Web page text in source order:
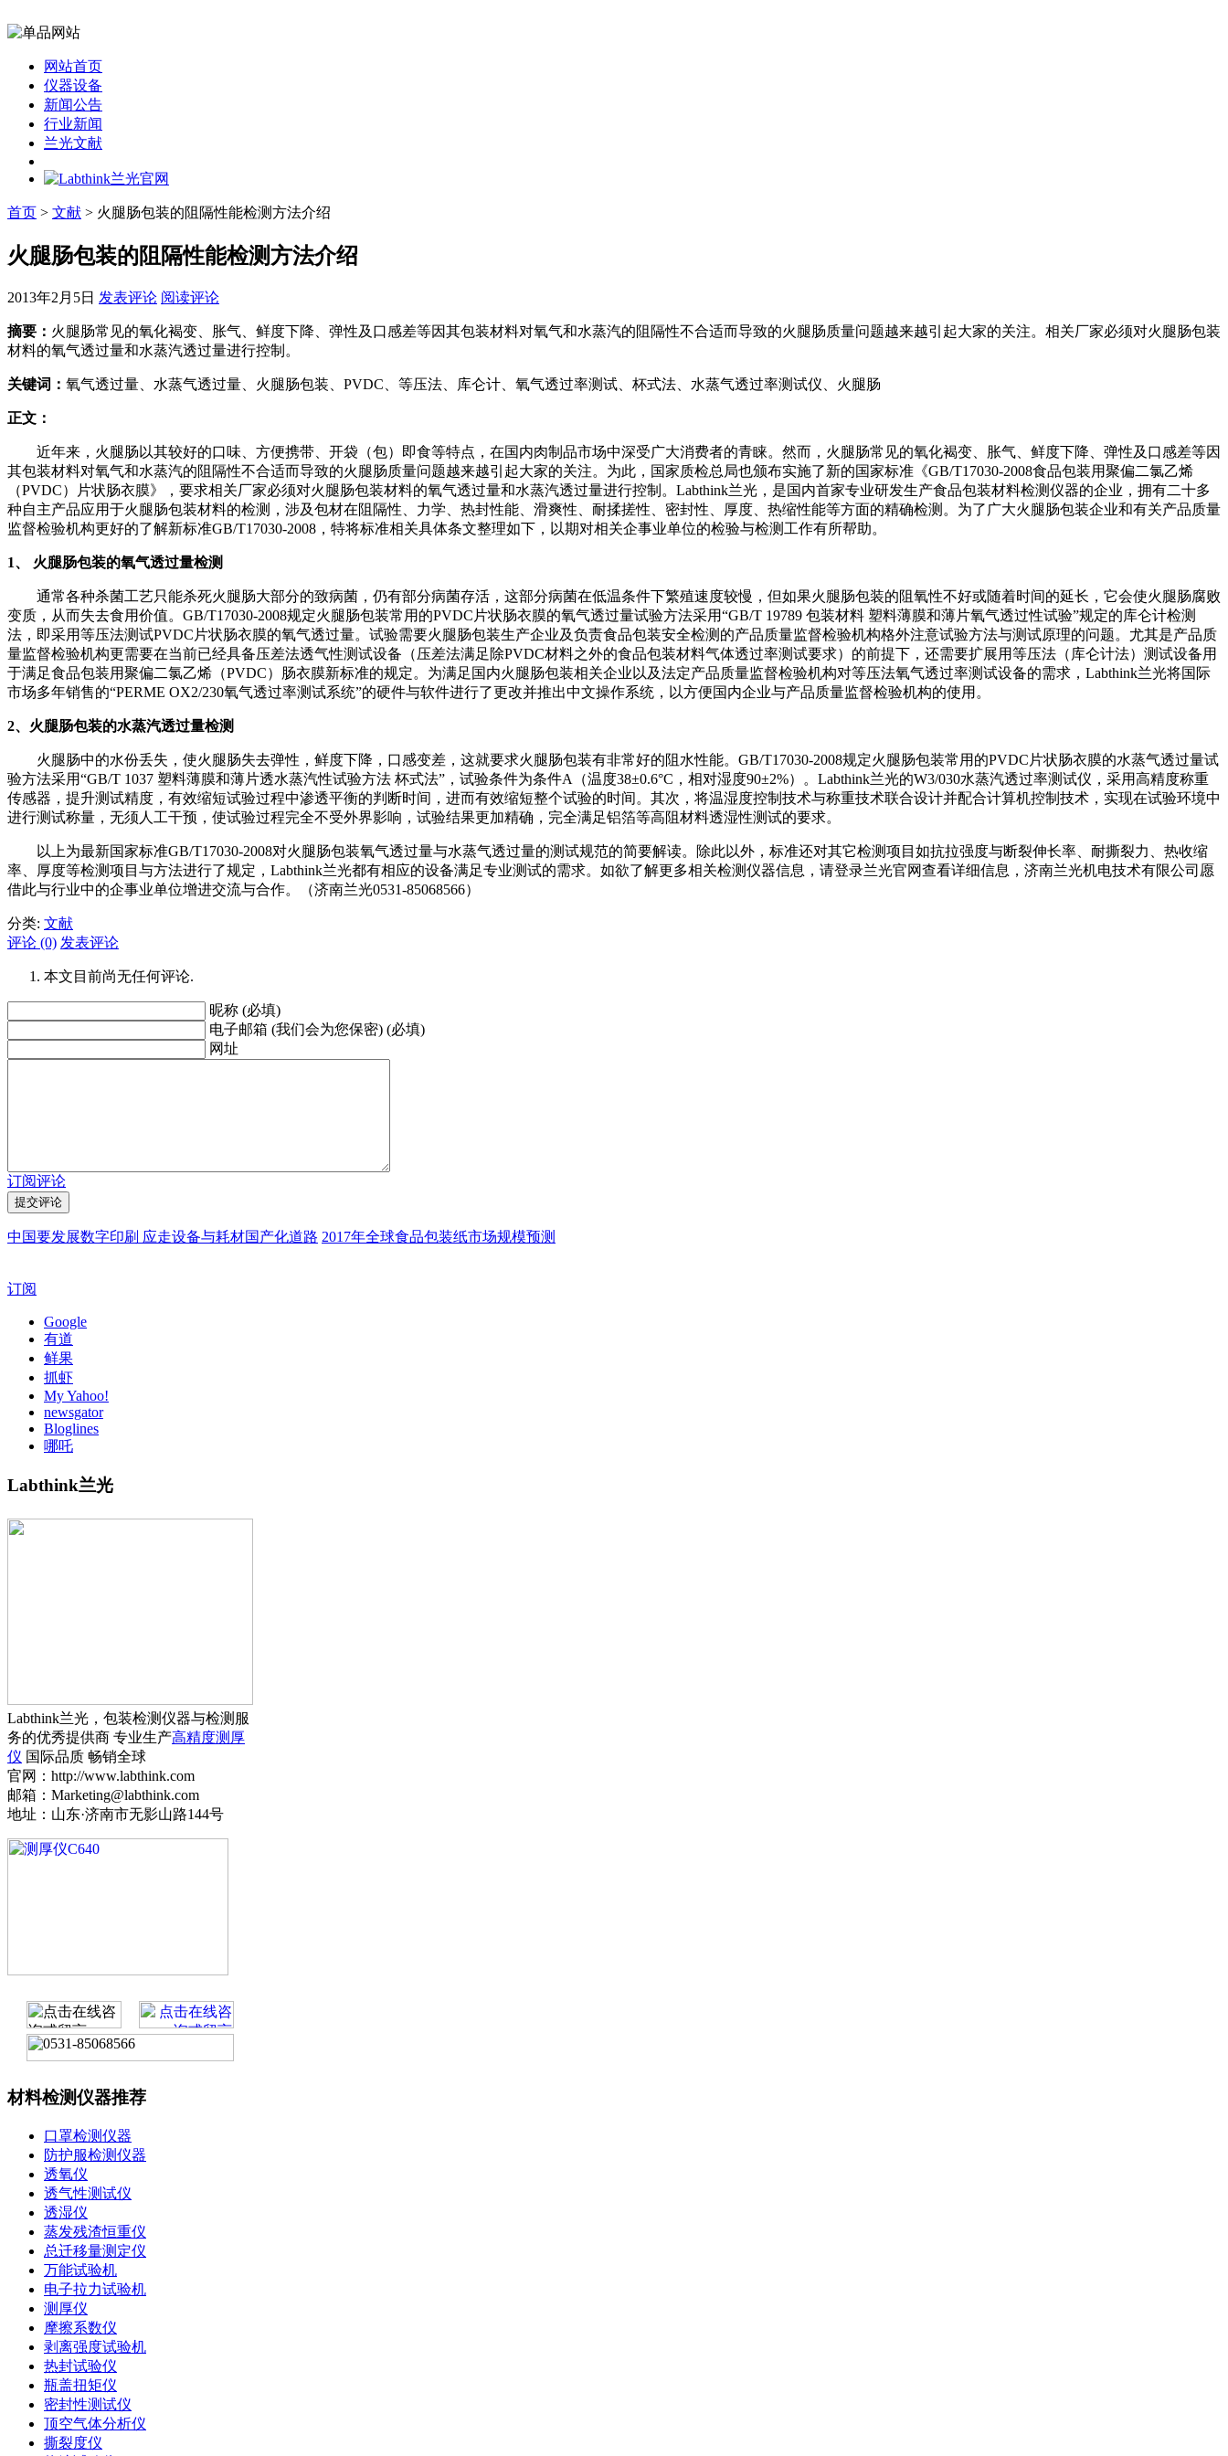
网站首页
仪器设备
新闻公告
行业新闻
兰光文献
首页 > 文献 > 火腿肠包装的阻隔性能检测方法介绍
火腿肠包装的阻隔性能检测方法介绍
2013年2月5日 发表评论 阅读评论
摘要： 火腿肠常见的氧化褐变、胀气、鲜度下降、弹性及口感差等因其包装材料对氧气和水蒸汽的阻隔性不合适而导致的火腿肠质量问题越来越引起大家的关注。相关厂家必须对火腿肠包装
材料的氧气透过量和水蒸汽透过量进行控制。
关键词： 氧气透过量、水蒸气透过量、火腿肠包装、PVDC、等压法、库仑计、氧气透过率测试、杯式法、水蒸气透过率测试仪、火腿肠
正文：
近年来，火腿肠以其较好的口味、方便携带、开袋（包）即食等特点，在国内肉制品市场中深受广大消费者的青睐。然而，火腿肠常见的氧化褐变、胀气、鲜度下降、弹性及口感差等因
其包装材料对氧气和水蒸汽的阻隔性不合适而导致的火腿肠质量问题越来越引起大家的关注。为此，国家质检总局也颁布实施了新的国家标准《GB/T17030-2008食品包装用聚偏二氯乙烯
（PVDC）片状肠衣膜》，要求相关厂家必须对火腿肠包装材料的氧气透过量和水蒸汽透过量进行控制。Labthink兰光，是国内首家专业研发生产食品包装材料检测仪器的企业，拥有二十多
种自主产品应用于火腿肠包装材料的检测，涉及包材在阻隔性、力学、热封性能、滑爽性、耐揉搓性、密封性、厚度、热缩性能等方面的精确检测。为了广大火腿肠包装企业和有关产品质量
监督检验机构更好的了解新标准GB/T17030-2008，特将标准相关具体条文整理如下，以期对相关企事业单位的检验与检测工作有所帮助。
1、 火腿肠包装的氧气透过量检测
通常各种杀菌工艺只能杀死火腿肠大部分的致病菌，仍有部分病菌存活，这部分病菌在低温条件下繁殖速度较慢，但如果火腿肠包装的阻氧性不好或随着时间的延长，它会使火腿肠腐败
变质，从而失去食用价值。GB/T17030-2008规定火腿肠包装常用的PVDC片状肠衣膜的氧气透过量试验方法采用“GB/T 19789 包装材料 塑料薄膜和薄片氧气透过性试验”规定的库仑计检测
法，即采用等压法测试PVDC片状肠衣膜的氧气透过量。试验需要火腿肠包装生产企业及负责食品包装安全检测的产品质量监督检验机构格外注意试验方法与测试原理的问题。尤其是产品质
量监督检验机构更需要在当前已经具备压差法透气性测试设备（压差法满足除PVDC材料之外的食品包装材料气体透过率测试要求）的前提下，还需要扩展用等压法（库仑计法）测试设备用
于满足食品包装用聚偏二氯乙烯（PVDC）肠衣膜新标准的规定。为满足国内火腿肠包装相关企业以及法定产品质量监督检验机构对等压法氧气透过率测试设备的需求，Labthink兰光将国际
市场多年销售的“PERME OX2/230氧气透过率测试系统”的硬件与软件进行了更改并推出中文操作系统，以方便国内企业与产品质量监督检验机构的使用。
2、 火腿肠包装的水蒸汽透过量检测
火腿肠中的水份丢失，使火腿肠失去弹性，鲜度下降，口感变差，这就要求火腿肠包装有非常好的阻水性能。GB/T17030-2008规定火腿肠包装常用的PVDC片状肠衣膜的水蒸气透过量试
验方法采用“GB/T 1037 塑料薄膜和薄片透水蒸汽性试验方法 杯式法”，试验条件为条件A（温度38±0.6°C，相对湿度90±2%）。Labthink兰光的W3/030水蒸汽透过率测试仪，采用高精度称重
传感器，提升测试精度，有效缩短试验过程中渗透平衡的判断时间，进而有效缩短整个试验的时间。其次，将温湿度控制技术与称重技术联合设计并配合计算机控制技术，实现在试验环境中
进行测试称量，无须人工干预，使试验过程完全不受外界影响，试验结果更加精确，完全满足铝箔等高阻材料透湿性测试的要求。
以上为最新国家标准GB/T17030-2008对火腿肠包装氧气透过量与水蒸气透过量的测试规范的简要解读。除此以外，标准还对其它检测项目如抗拉强度与断裂伸长率、耐撕裂力、热收缩
率、厚度等检测项目与方法进行了规定，Labthink兰光都有相应的设备满足专业测试的需求。如欲了解更多相关检测仪器信息，请登录兰光官网查看详细信息，济南兰光机电技术有限公司愿
借此与行业中的企事业单位增进交流与合作。（济南兰光0531-85068566）
分类: 文献
评论 (0) 发表评论
本文目前尚无任何评论.
昵称 (必填)
电子邮箱 (我们会为您保密) (必填)
网址
订阅评论
中国要发展数字印刷 应走设备与耗材国产化道路 2017年全球食品包装纸市场规模预测
订阅
Google
有道
鲜果
抓虾
My Yahoo!
newsgator
Bloglines
哪吒
Labthink兰光
Labthink兰光，包装检测仪器与检测服
务的优秀提供商 专业生产高精度测厚
仪 国际品质 畅销全球
官网：http://www.labthink.com
邮箱：Marketing@labthink.com
地址：山东·济南市无影山路144号
材料检测仪器推荐
口罩检测仪器
防护服检测仪器
透氧仪
透气性测试仪
透湿仪
蒸发残渣恒重仪
总迁移量测定仪
万能试验机
电子拉力试验机
测厚仪
摩擦系数仪
剥离强度试验机
热封试验仪
瓶盖扭矩仪
密封性测试仪
顶空气体分析仪
撕裂度仪